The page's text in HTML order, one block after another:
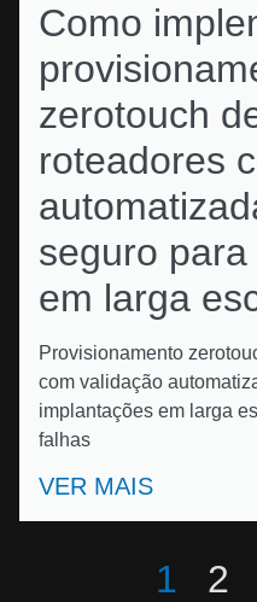
Como
zerotouch
roteadores
seguro
em larga
Provisionamento
com validação
implantações em larga
falhas
VER MAIS
1 2